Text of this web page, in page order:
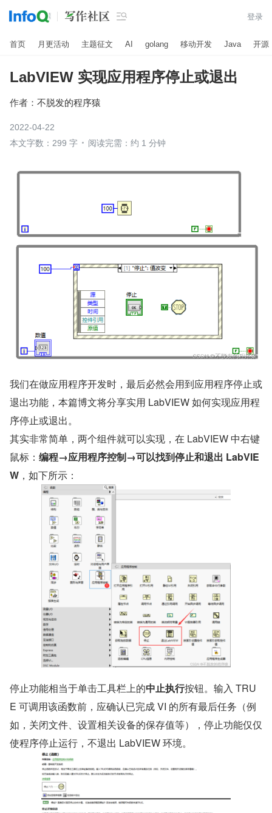
 登录
首页 月更活动 主题征文 AI golang 移动开发 Java 开源
LabVIEW 实现应用程序停止或退出
作者： 不脱发的程序猿
2022-04-22
本文字数：299 字
阅读完需：约 1 分钟
我们在做应用程序开发时，最后必然会用到应用程序停止或
退出功能，本篇博文将分享实用 LabVIEW 如何实现应用程
序停止或退出。
其实非常简单，两个组件就可以实现，在 LabVIEW 中右键
鼠标： 编程→应用程序控制→可以找到停止和退出 LabVIE
W ，如下所示：
​停止功能相当于单击工具栏上的中止执行按钮。输入 TRU
E 可调用该函数前，应确认已完成 VI 的所有最后任务（例
如，关闭文件、设置相关设备的保存值等），停止功能仅仅
使程序停止运行，不退出 LabVIEW 环境。